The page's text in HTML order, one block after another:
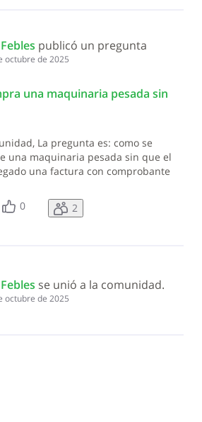
publicó un pregunta
octubre de 2025
una maquinaria pesada sin
La pregunta es: como se
una maquinaria pesada sin que el
una factura con comprobante
0 2
se unió a la comunidad.
octubre de 2025